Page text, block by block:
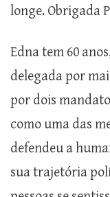
longe. Obrigada
Edna tem 60
delegada por
por dois
como uma das
defendeu a
sua trajetória